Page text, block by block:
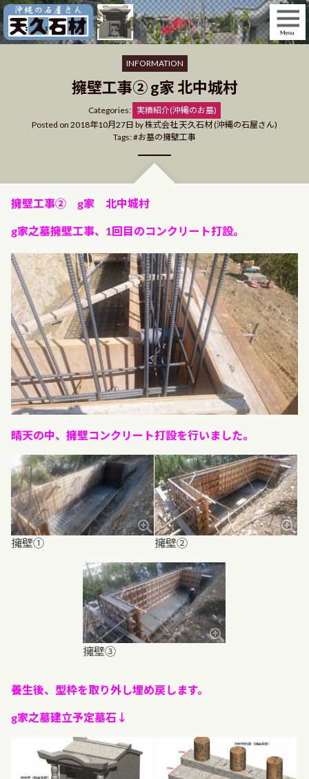
Skip
to
content
INFORMATION
擁壁工事② g家 北中城村
Categories: Categories
実績紹介(沖縄のお墓)
Posted on 2018年10月27日 by株式会社 天久石材 (沖縄の石屋さん)
Tags:
お墓の擁壁工事
擁壁工事② g家 北中城村
g家之墓擁壁工事、1回目のコンクリート打設。
晴天の中、擁壁コンクリート打設を行いました。
擁壁① 擁壁②
擁壁③
養生後、型枠を取り外し埋め戻します。
g家之墓建立予定墓石↓